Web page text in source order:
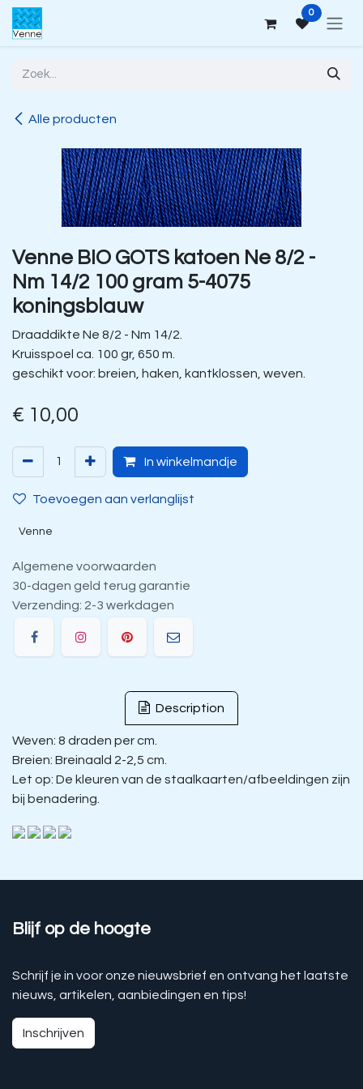
Overslaan naar inhoud 0
Alle producten
Venne BIO GOTS katoen Ne 8/2 -
Nm 14/2 100 gram 5-4075
koningsblauw
Draaddikte Ne 8/2 - Nm 14/2.
Kruisspoel ca. 100 gr, 650 m.
geschikt voor: breien, haken, kantklossen, weven.
€ 10,00
In winkelmandje
Toevoegen aan verlanglijst
Venne
Algemene voorwaarden
30-dagen geld terug garantie
Verzending: 2-3 werkdagen
Description
Weven: 8 draden per cm.
Breien: Breinaald 2-2,5 cm.
Let op: De kleuren van de staalkaarten/afbeeldingen zijn
bij benadering.
Blijf op de hoogte
Schrijf je in voor onze nieuwsbrief en ontvang het laatste
nieuws, artikelen, aanbiedingen en tips!
Inschrijven